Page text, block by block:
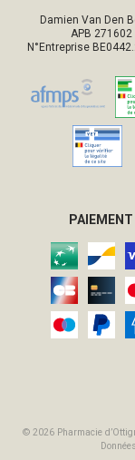
Damien Van Den
APB 271602
N°Entreprise
PAIEMENT
© 2026 Pharmacie